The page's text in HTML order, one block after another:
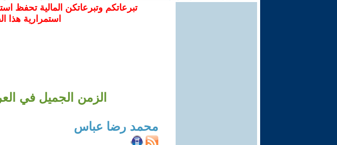
تبرعاتكم وتبرعاتكن المالية تحفظ
استمرارية هذا
الزمن الجميل في
محمد رضا عباس